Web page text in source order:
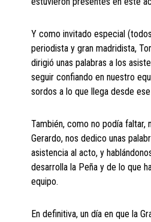
Y como invitado especial
periodista y gran madridista,
dirigió unas palabras a los
seguir confiando en nuestro
sordos a lo que llega desde
También, como no podía faltar,
Gerardo, nos dedico unas
asistencia al acto, y
desarrolla la Peña y de lo que
equipo.
En definitiva, un día en que la